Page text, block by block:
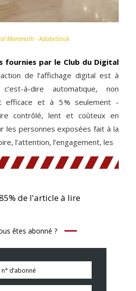
Mammoth - AdobeStock
fournies par le Club du Digital
de l’affichage digital est à
à-dire automatique, non
efficace et à 5 % seulement
contrôlé, lent et coûteux en
les personnes exposées fait à la
l’attention, l’engagement, les
de l'article à lire
êtes abonné ?